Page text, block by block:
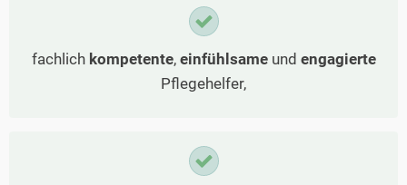
fachlich kompetente, einfühlsameund engagierte
Pflegehelfer,